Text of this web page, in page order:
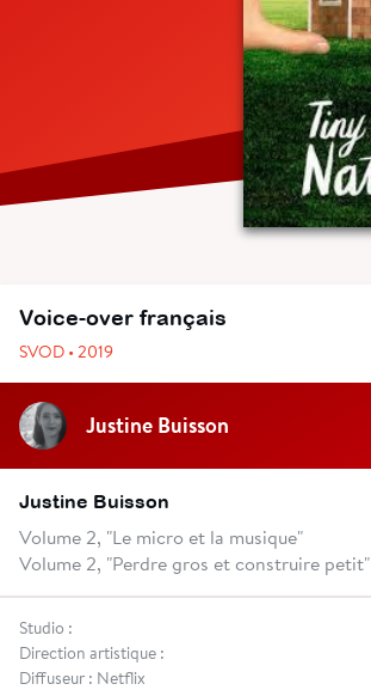
Voice-over français
SVOD • 2019
Justine Buisson
Justine Buisson
Volume 2, "Le micro et la musique"
Volume 2, "Perdre gros et construire petit"
Studio :
Direction artistique :
Diffuseur : Netflix